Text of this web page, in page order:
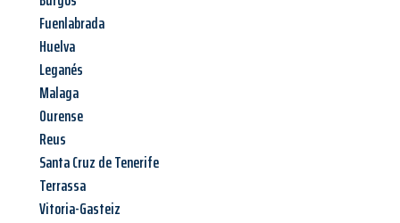
Fuenlabrada
Huelva
Leganés
Malaga
Ourense
Reus
Santa Cruz de Tenerife
Terrassa
Vitoria-Gasteiz